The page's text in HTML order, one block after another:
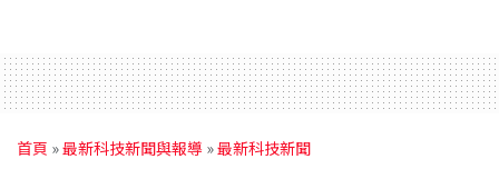
首頁 »最新科技新聞與報導 »最新科技新聞